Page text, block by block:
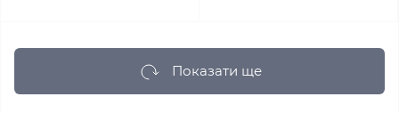
Показати ще